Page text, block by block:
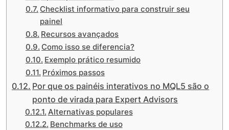
Checklist informativo para construir seu
painel
Recursos avançados
Como isso se diferencia?
Exemplo prático resumido
Próximos passos
Por que os painéis interativos no MQL5 são o
ponto de virada para Expert Advisors
Alternativas populares
Benchmarks de uso